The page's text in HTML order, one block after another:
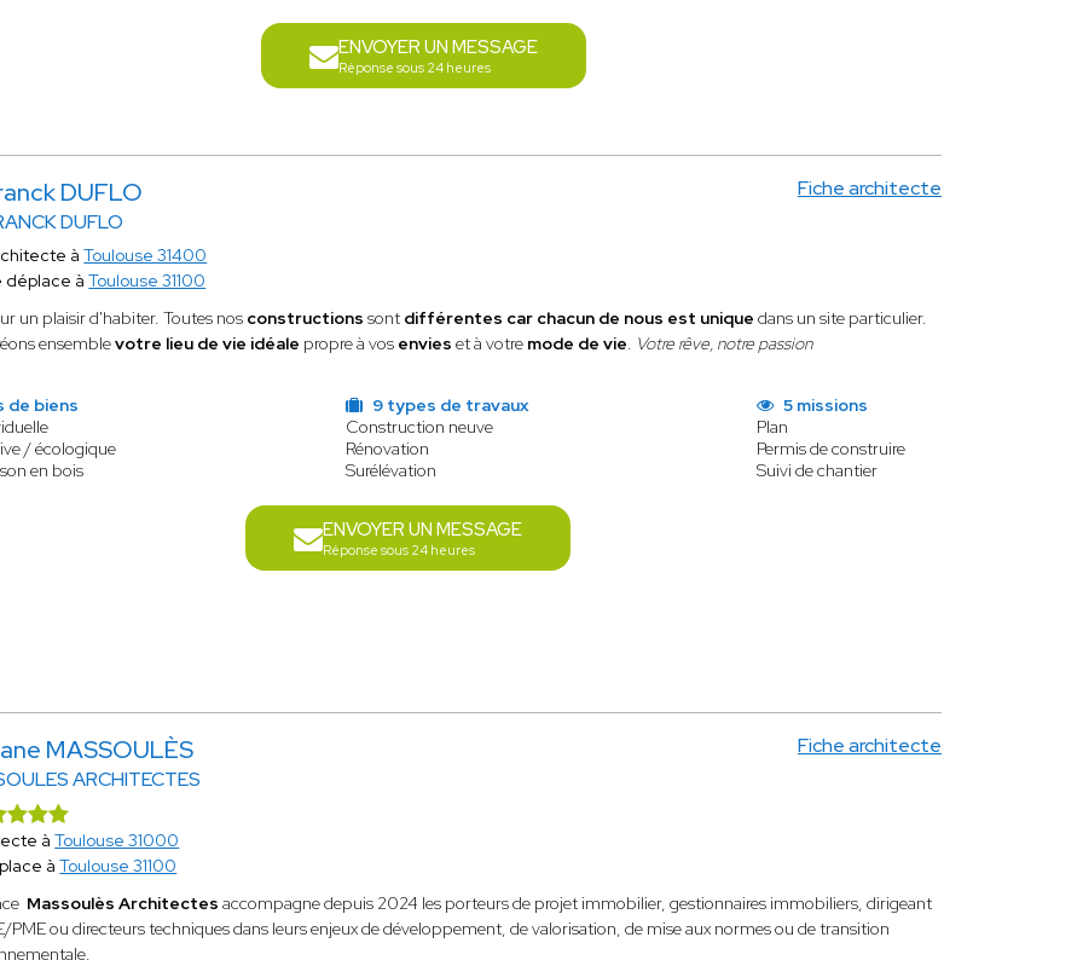
ENVOYER UN MESSAGE
Réponse sous 24 heures
DUFLO
DUFLO
Fiche architecte
àToulouse 31400
déplace àToulouse 31100
un plaisir d'habiter. Toutes nos constructionssont différentes car chacun de nous est unique dans un site particulier.
ensemblevotre lieu de vie idéale propre à vos envieset à votre mode de vie. Votre rêve, notre passion
de biens
/ écologique
en bois
9 types de travaux
Construction neuve
Rénovation
Surélévation
5 missions
Plan
Permis de construire
Suivi de chantier
ENVOYER UN MESSAGE
Réponse sous 24 heures
MASSOULÈS
ARCHITECTES
Fiche architecte
àToulouse 31000
àToulouse 31100
Massoulès Architectesaccompagne depuis 2024 les porteurs de projet immobilier, gestionnaires immobiliers, dirigeant
PME ou directeurs techniques dans leurs enjeux de développement, de valorisation, de mise aux normes ou de transition